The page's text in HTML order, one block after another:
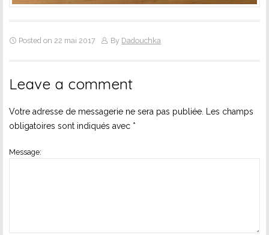
Posted on 22 mai 2017 By Dadouchka
Leave a comment
Votre adresse de messagerie ne sera pas publiée.
Les champs
obligatoires sont indiqués avec *
Message: